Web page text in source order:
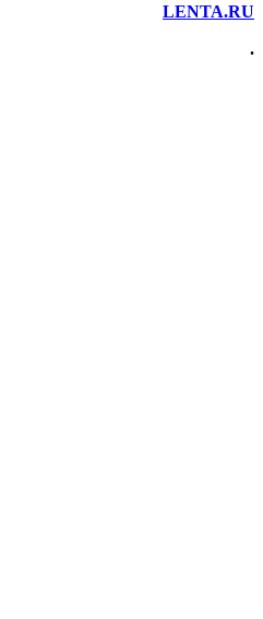
LENTA.RU
.